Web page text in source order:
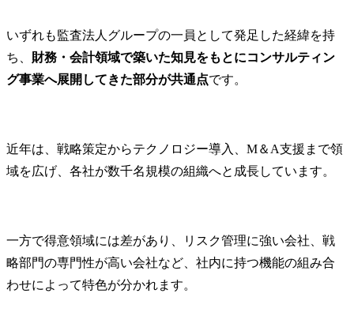
・特定の業界や業務領域
に関する高い専門性を持
ち、担当プロジェクトに
ます。
・マネジャー以上からの
一定程度のガイドがある
ロジェクト遂行時におい
ては、下位メンバーをリ
ードしながら、成果物を
作成していくことが期待
いずれも監査法人グループの一員として発足した経緯を持
ち、 財務・会計領域で築いた知見をもとにコンサルティン
グ事業へ展開してきた部分が共通点です。
近年は、戦略策定からテクノロジー導入、M＆A支援まで領
域を広げ、各社が数千名規模の組織へと成長しています。
一方で得意領域には差があり、リスク管理に強い会社、戦
略部門の専門性が高い会社など、社内に持つ機能の組み合
わせによって特色が分かれます。